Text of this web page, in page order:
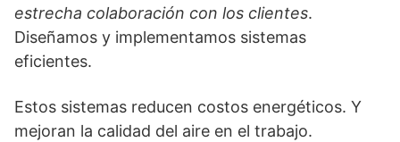
estrecha colaboración con los clientes.
Diseñamos y implementamos sistemas
eficientes.
Estos sistemas reducen costos energéticos. Y
mejoran la calidad del aire en el trabajo.